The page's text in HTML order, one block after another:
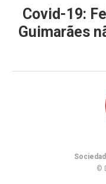
Covid-19:
Guimarães
©